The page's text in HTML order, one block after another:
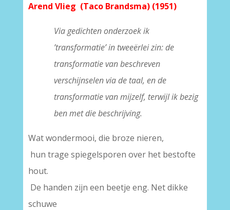
Arend Vlieg (Taco Brandsma) (1951)
Via gedichten onderzoek ik
’transformatie’ in tweeërlei zin: de
transformatie van beschreven
verschijnselen via de taal, en de
transformatie van mijzelf, terwijl ik bezig
ben met die beschrijving.
Wat wondermooi, die broze nieren,
hun trage spiegelsporen over het bestofte
hout.
De handen zijn een beetje eng. Net dikke
schuwe